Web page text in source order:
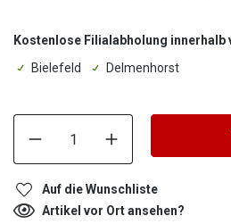
Kostenlose Filialabholung innerhalb
Bielefeld
Delmenhorst
Produkt Anzahl:
Auf die Wunschliste
Artikel vor Ort ansehen?